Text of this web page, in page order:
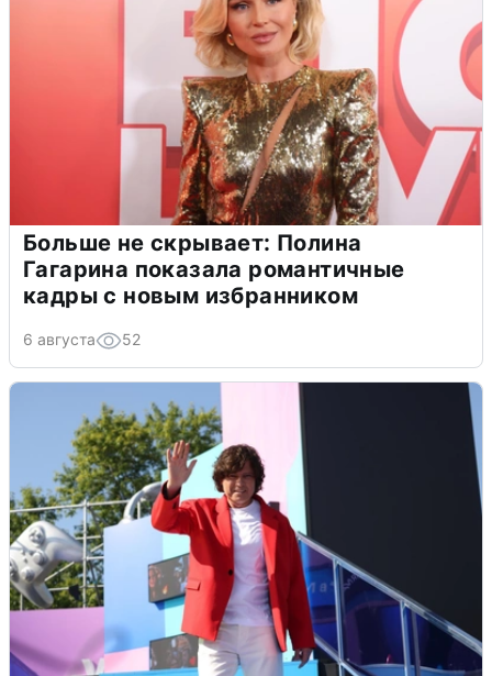
Больше не скрывает: Полина
Гагарина показала романтичные
кадры с новым избранником
6 августа 52